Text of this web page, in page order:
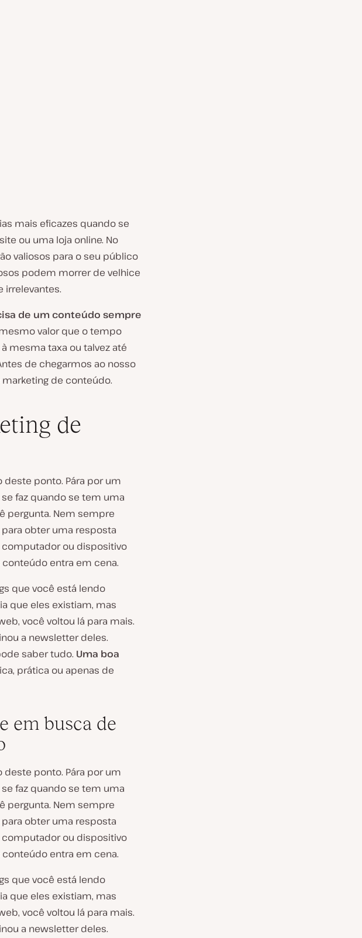
mais eficazes quando se
ou uma loja online. No
valiosos para o seu público
podem morrer de velhice
irrelevantes.
de um conteúdo sempre
valor que o tempo
mesma taxa ou talvez até
de chegarmos ao nosso
de conteúdo.
de
ponto. Pára por um
faz quando se tem uma
pergunta. Nem sempre
obter uma resposta
computador ou dispositivo
entra em cena.
que você está lendo
que eles existiam, mas
você voltou lá para mais.
a newsletter deles.
saber tudo. Uma boa
prática ou apenas de
em busca de
ponto. Pára por um
faz quando se tem uma
pergunta. Nem sempre
obter uma resposta
computador ou dispositivo
entra em cena.
que você está lendo
que eles existiam, mas
você voltou lá para mais.
a newsletter deles.